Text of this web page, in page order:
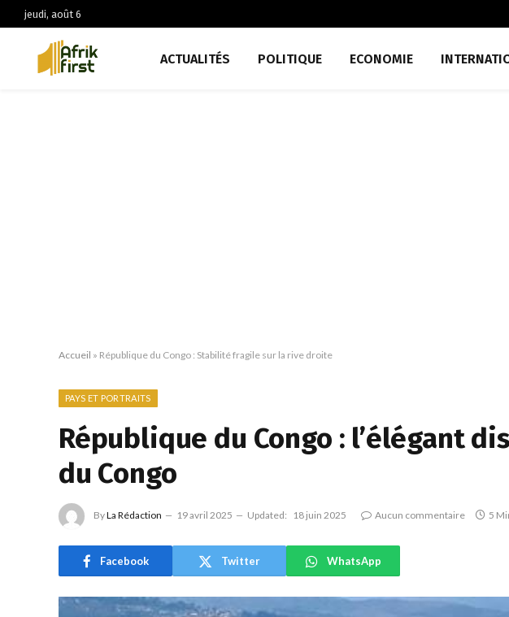
jeudi, août 6
ACTUALITÉS POLITIQUE ECONOMIE
Accueil » République du Congo : Stabilité fragile sur la rive droite
PAYS ET PORTRAITS
République du Congo : l’élégant
du Congo
ByLa Rédaction 19 avril 2025 Updated: 18 juin 2025 Aucun commentaire 5
Facebook Twitter WhatsApp